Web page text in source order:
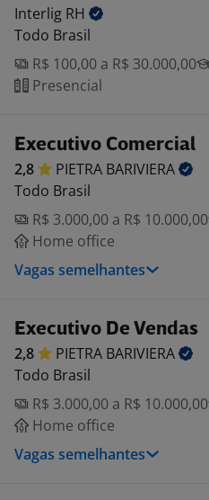
Interlig RH
Todo Brasil
R$ 100,00 a R$ 30.000,00
Presencial
Executivo Comercial
2,8 PIETRA BARIVIERA
Todo Brasil
R$ 3.000,00 a R$ 10.000,00
Home office
Vagas semelhantes
Executivo De Vendas
2,8 PIETRA BARIVIERA
Todo Brasil
R$ 3.000,00 a R$ 10.000,00
Home office
Vagas semelhantes